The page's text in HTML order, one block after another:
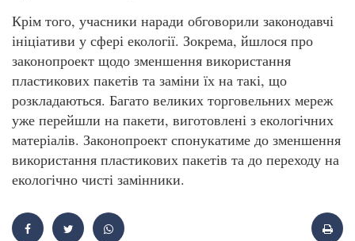
Крім того, учасники наради обговорили законодавчі
ініціативи у сфері екології. Зокрема, йшлося про
законопроект щодо зменшення використання
пластикових пакетів та заміни їх на такі, що
розкладаються. Багато великих торговельних мереж
уже перейшли на пакети, виготовлені з екологічних
матеріалів. Законопроект спонукатиме до зменшення
використання пластикових пакетів та до переходу на
екологічно чисті замінники.